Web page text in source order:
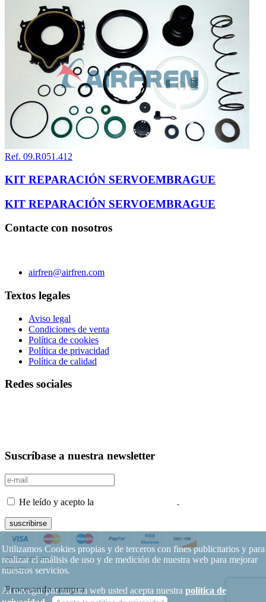
Utilizamos Cookies propias y de terceros con fines publicitarios y para
realizar el análisis de uso y de medición de nuestra web para mejorar
nuestros servicios.
Al navegar por nuestra web usted acepta nuestra política de
Ref. 09.R051.412
KIT REPARACIÓN SERVOEMBRAGUE
KIT REPARACIÓN SERVOEMBRAGUE
Contacte con nosotros
airfren@airfren.com
Textos legales
Aviso legal
Condiciones de venta
Política de cookies
Política de privacidad
Política de calidad
Redes sociales
Suscríbase a nuestra newsletter
He leído y acepto la .
suscribirse
Procesando compra